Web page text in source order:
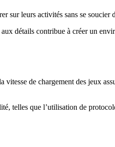
sur leurs activités sans se soucier
détails contribue à créer un
de chargement des jeux
telles que l’utilisation de